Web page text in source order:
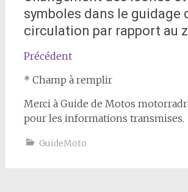
symboles dans le guidage
circulation par rapport au
Précédent
* Champ à remplir
Merci à Guide de Motos
pour les informations transmises.
GuideMoto